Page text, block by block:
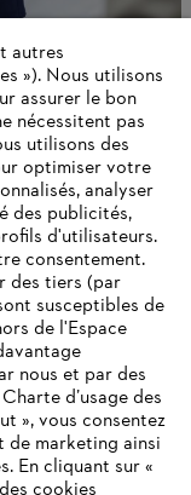
autres
»). Nous utilisons
assurer le bon
nécessitent pas
utilisons des
optimiser votre
analyser
des publicités,
d'utilisateurs.
consentement.
des tiers (par
susceptibles de
de l'Espace
nous et par des
d’usage des
», vous consentez
marketing ainsi
En cliquant sur «